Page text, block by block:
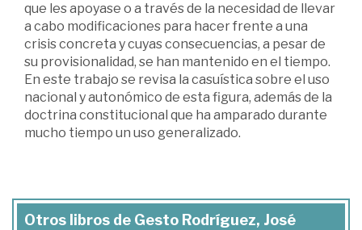
que les apoyase o a través de la necesidad de llevar
a cabo modificaciones para hacer frente a una
crisis concreta y cuyas consecuencias, a pesar de
su provisionalidad, se han mantenido en el tiempo.
En este trabajo se revisa la casuística sobre el uso
nacional y autonómico de esta figura, además de la
doctrina constitucional que ha amparado durante
mucho tiempo un uso generalizado.
Otros libros de Gesto Rodríguez, José